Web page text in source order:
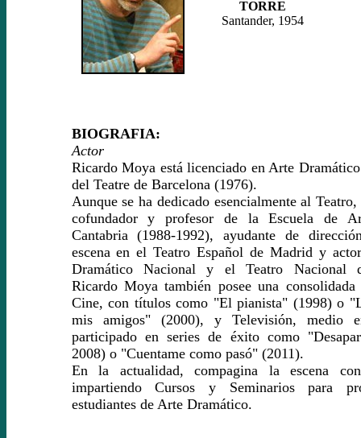
TORRE
Santander, 1954
BIOGRAFIA:
Actor
Ricardo Moya está licenciado en Arte
del Teatre de Barcelona (1976).
Aunque se ha dedicado esencialmente al
cofundador y profesor de la Escuela de
Cantabria (1988-1992), ayudante de
escena en el Teatro Español de Madrid y
Dramático Nacional y el Teatro Nacional
Ricardo Moya también posee una
Cine, con títulos como "El pianista" (1998) o
mis amigos" (2000), y Televisión, medio
participado en series de éxito como
2008) o "Cuentame como pasó" (2011).
En la actualidad, compagina la escena
impartiendo Cursos y Seminarios para
estudiantes de Arte Dramático.